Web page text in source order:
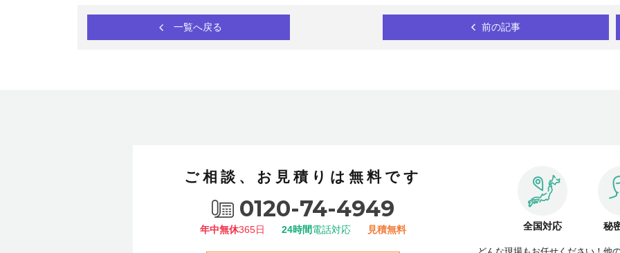
一覧へ戻る 前の記事
ご相談、お見積りは無料です
0120-74-4949
年中無休365日 24時間電話対応 見積無料 全国対応 秘